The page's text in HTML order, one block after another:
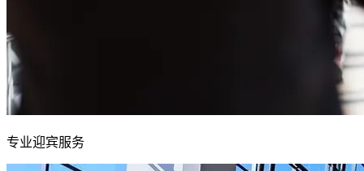
专业迎宾服务